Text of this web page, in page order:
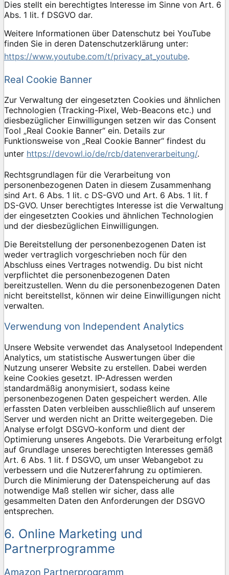
Dies stellt ein berechtigtes Interesse im Sinne von Art. 6
Abs. 1 lit. f DSGVO dar.
Weitere Informationen über Datenschutz bei YouTube
finden Sie in deren Datenschutzerklärung unter:
https://www.youtube.com/t/privacy_at_youtube.
Real Cookie Banner
Zur Verwaltung der eingesetzten Cookies und ähnlichen
Technologien (Tracking-Pixel, Web-Beacons etc.) und
diesbezüglicher Einwilligungen setzen wir das Consent
Tool „Real Cookie Banner“ ein. Details zur
Funktionsweise von „Real Cookie Banner“ findest du
unter https://devowl.io/de/rcb/datenverarbeitung/.
Rechtsgrundlagen für die Verarbeitung von
personenbezogenen Daten in diesem Zusammenhang
sind Art. 6 Abs. 1 lit. c DS-GVO und Art. 6 Abs. 1 lit. f
DS-GVO. Unser berechtigtes Interesse ist die Verwaltung
der eingesetzten Cookies und ähnlichen Technologien
und der diesbezüglichen Einwilligungen.
Die Bereitstellung der personenbezogenen Daten ist
weder vertraglich vorgeschrieben noch für den
Abschluss eines Vertrages notwendig. Du bist nicht
verpflichtet die personenbezogenen Daten
bereitzustellen. Wenn du die personenbezogenen Daten
nicht bereitstellst, können wir deine Einwilligungen nicht
verwalten.
Verwendung von Independent Analytics
Unsere Website verwendet das Analysetool Independent
Analytics, um statistische Auswertungen über die
Nutzung unserer Website zu erstellen. Dabei werden
keine Cookies gesetzt. IP-Adressen werden
standardmäßig anonymisiert, sodass keine
personenbezogenen Daten gespeichert werden. Alle
erfassten Daten verbleiben ausschließlich auf unserem
Server und werden nicht an Dritte weitergegeben. Die
Analyse erfolgt DSGVO-konform und dient der
Optimierung unseres Angebots. Die Verarbeitung erfolgt
auf Grundlage unseres berechtigten Interesses gemäß
Art. 6 Abs. 1 lit. f DSGVO, um unser Webangebot zu
verbessern und die Nutzererfahrung zu optimieren.
Durch die Minimierung der Datenspeicherung auf das
notwendige Maß stellen wir sicher, dass alle
gesammelten Daten den Anforderungen der DSGVO
entsprechen.
6. Online Marketing und
Partnerprogramme
Amazon Partnerprogramm